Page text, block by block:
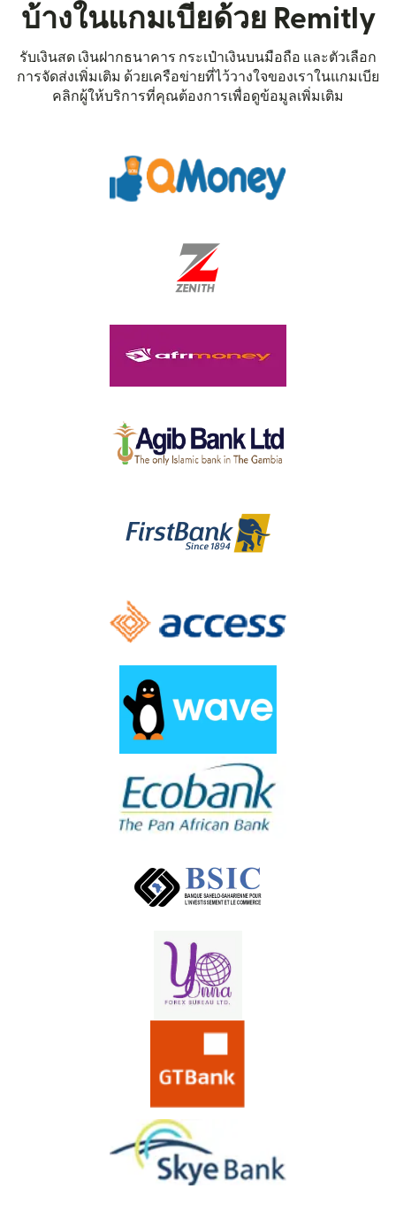
บ้างในแกมเบียด้วย Remitly
รับเงินสด เงินฝากธนาคาร กระเป๋าเงินบนมือถือ และตัวเลือก
การจัดส่งเพิ่มเติม ด้วยเครือข่ายที่ไว้วางใจของเราในแกมเบีย
คลิกผู้ให้บริการที่คุณต้องการเพื่อดูข้อมูลเพิ่มเติม